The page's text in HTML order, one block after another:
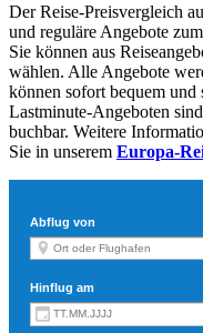
Der Reise-Preisvergleich
und reguläre Angebote
Sie können aus
wählen. Alle Angebote
können sofort bequem und
Lastminute-Angeboten
buchbar. Weitere
Sie in unserem Europa-